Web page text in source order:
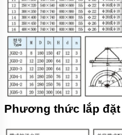
Phương thức lắp đặt